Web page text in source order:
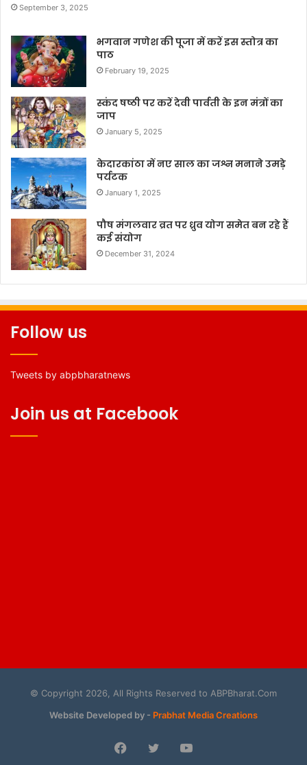
September 3, 2025
भगवान गणेश की पूजा में करें इस स्तोत्र का
पाठ
February 19, 2025
स्कंद षष्ठी पर करें देवी पार्वती के इन मंत्रों का
जाप
January 5, 2025
केदारकांठा में नए साल का जश्न मनाने उमड़े
पर्यटक
January 1, 2025
पौष मंगलवार व्रत पर ध्रुव योग समेत बन रहे हैं
कई संयोग
December 31, 2024
Follow us
Tweets by abpbharatnews
Join us at Facebook
© Copyright 2026, All Rights Reserved to ABPBharat.Com
Website Developed by - Prabhat Media Creations
Facebook
TwitterYouTube